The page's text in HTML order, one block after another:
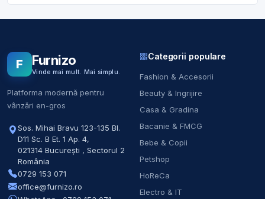
F Furnizo
Vinde mai mult. Mai simplu.
Platforma modernă pentru
vânzări en-gros
Sos. Mihai Bravu 123-135 Bl.
D11 Sc. B Et. 1 Ap. 4,
021314 București , Sectorul 2
România
0729 153 071
office@furnizo.ro
Categorii populare
Fashion & Accesorii
Beauty & Ingrijire
Casa & Gradina
Bacanie & FMCG
Bebe & Copii
Petshop
HoReCa
Electro & IT